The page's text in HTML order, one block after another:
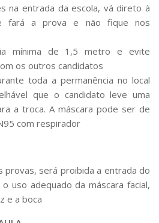
na entrada da escola, vá direto à
fará a prova e não fique nos
mínima de 1,5 metro e evite
os outros candidatos
toda a permanência no local
que o candidato leve uma
a troca. A máscara pode ser de
com respirador
provas, será proibida a entrada do
uso adequado da máscara facial,
e a boca